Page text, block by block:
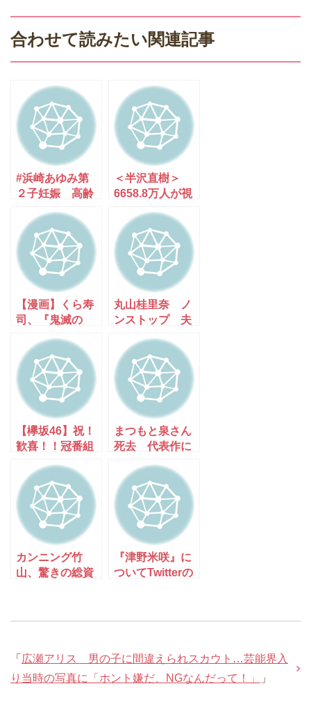
合わせて読みたい関連記事
#浜崎あゆみ第
２子妊娠 高齢
は健在だ～★
＜半沢直樹＞
6658.8万人が視
だ [Egg★]
【漫画】くら寿
司、『鬼滅の
平日過去最高の
売り上げを叩き
出す [muffin★]
丸山桂里奈 ノ
ンストップ 夫
物めぐるバトル
【欅坂46】祝！
歓喜！！冠番組
定！
まつもと泉さん
死去 代表作に
ンジロード』享
年61歳。Twitter
の反応。
カンニング竹
山、驚きの総資
ってるわ！」
『津野米咲』に
ついてTwitterの
「 広瀬アリス 男の子に間違えられスカウト…芸能界入
り当時の写真に「ホント嫌だ、NGなんだって！」
」